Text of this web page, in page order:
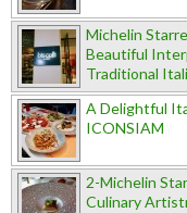
Michelin
Beautiful
Traditional
A Delightful
ICONSIAM
2-Michelin
Culinary